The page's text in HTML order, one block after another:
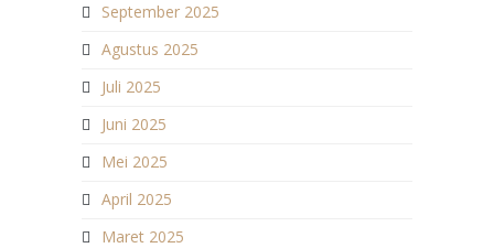
September 2025
Agustus 2025
Juli 2025
Juni 2025
Mei 2025
April 2025
Maret 2025